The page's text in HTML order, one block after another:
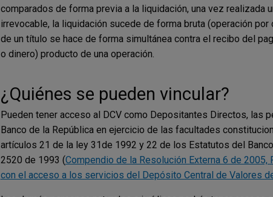
comparados de forma previa a la liquidación, una vez realizada
irrevocable, la liquidación sucede de forma bruta (operación
de un título se hace de forma simultánea contra el recibo del
o dinero) producto de una operación.
¿Quiénes se pueden vincular?
Pueden tener acceso al DCV como Depositantes Directos, las
Banco de la República en ejercicio de las facultades
artículos 21 de la ley 31de 1992 y 22 de los Estatutos del
2520 de 1993 (Compendio de la Resolución Externa 6 de
con el acceso a los servicios del Depósito Central de Valores